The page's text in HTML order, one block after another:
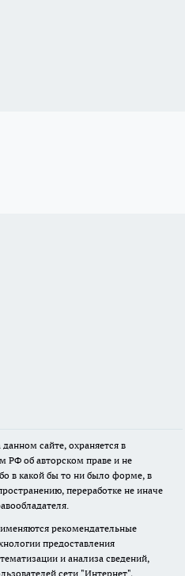
сайте, охраняется в
РФ об авторском праве и не
в какой бы то ни было форме, в
переработке не иначе
рекомендательные
предоставления
и анализа сведений,
сети "Интернет",